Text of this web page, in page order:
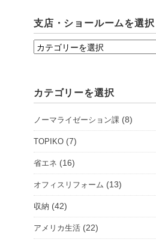
支店・ショールームを選択
支
ョ
ル
ー
を
選
択
カテゴリーを選択
ノーマライゼーション課 (8)
TOPIKO (7)
省エネ (16)
オフィスリフォーム (13)
収納 (42)
アメリカ生活 (22)